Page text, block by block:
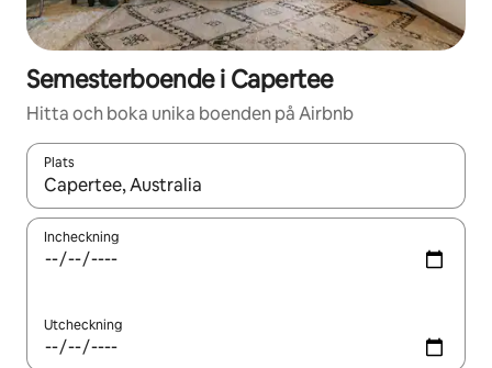
Semesterboende i Capertee
Hitta och boka unika boenden på Airbnb
Plats
När resultaten är tillgängliga kan du navigera med upp- och
Incheckning
Utcheckning